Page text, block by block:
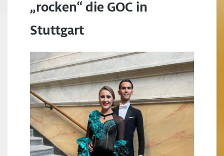
„rocken“ die GOC in
Stuttgart